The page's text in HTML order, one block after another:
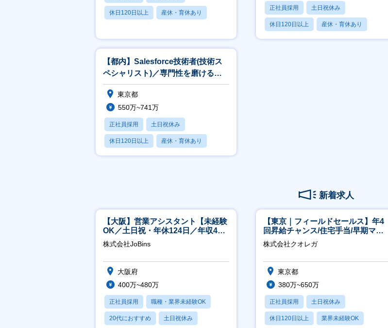
休日120日以上 産休・育休あり
正社員採用 土日祝休み
休日120日以上 産休・育休あり
賞与あり
【都内】Salesforce技術者(技術ス
ペシャリスト)／専門性を磨ける環
境×上流工程×一部在宅可
東京都
550万~741万
正社員採用 土日祝休み
休日120日以上 産休・育休あり
月残業20時間以内
新着求人
【大阪】営業アシスタント【未経験
OK／土日祝・年休124日／年収400
万～／転勤なし】
株式会社JoBins
大阪府
400万~480万
正社員採用 職種・業界未経験OK
20代におすすめ 土日祝休み
【東京｜フィールドセールス】年4
回昇給チャンス/住宅手当/早期マネ
ジメント機会あり！
株式会社クオレガ
東京都
380万~650万
正社員採用 土日祝休み
休日120日以上 業界未経験OK